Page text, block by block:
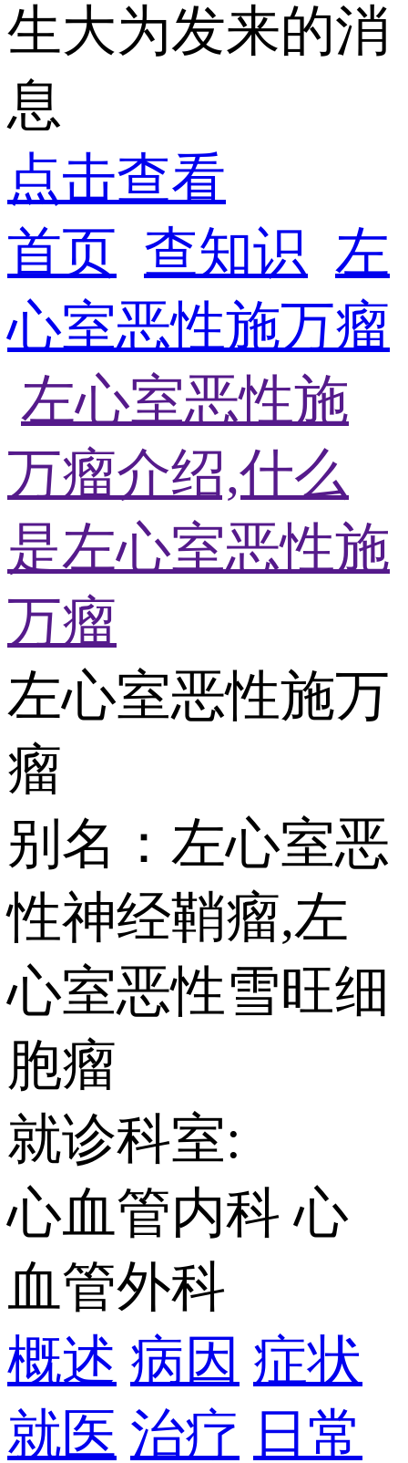
生大为发来的消
息
点击查看
首页 查知识 左
心室恶性施万瘤
左心室恶性施
万瘤介绍,什么
是左心室恶性施
万瘤
左心室恶性施万
瘤
别名：左心室恶
性神经鞘瘤,左
心室恶性雪旺细
胞瘤
就诊科室:
心血管内科 心
血管外科
概述 病因 症状
就医 治疗 日常